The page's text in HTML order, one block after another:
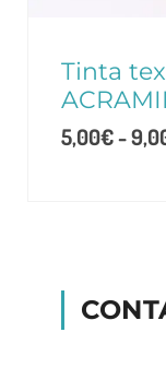
Tinta
5,00€-